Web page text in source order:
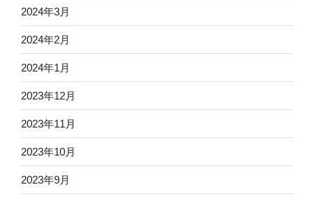
2024年3月
2024年2月
2024年1月
2023年12月
2023年11月
2023年10月
2023年9月